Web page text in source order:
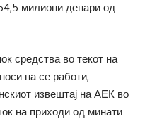
милиони денари од
средства во текот на
на се работи,
извештај на АЕК во
на приходи од минати